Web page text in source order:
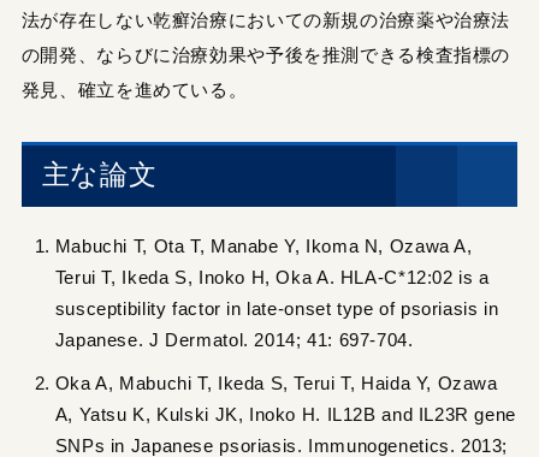
法が存在しない乾癬治療においての新規の治療薬や治療法
の開発、ならびに治療効果や予後を推測できる検査指標の
発見、確立を進めている。
主な論文
Mabuchi T, Ota T, Manabe Y, Ikoma N, Ozawa A,
Terui T, Ikeda S, Inoko H, Oka A. HLA-C*12:02 is a
susceptibility factor in late-onset type of psoriasis in
Japanese. J Dermatol. 2014; 41: 697-704.
Oka A, Mabuchi T, Ikeda S, Terui T, Haida Y, Ozawa
A, Yatsu K, Kulski JK, Inoko H. IL12B and IL23R gene
SNPs in Japanese psoriasis. Immunogenetics. 2013;